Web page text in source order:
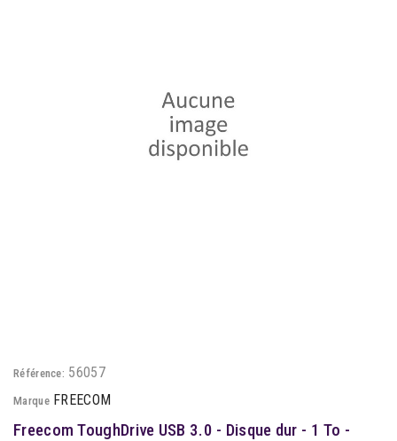
Référence: 56057
Marque FREECOM
Freecom ToughDrive USB 3.0 - Disque dur - 1 To -